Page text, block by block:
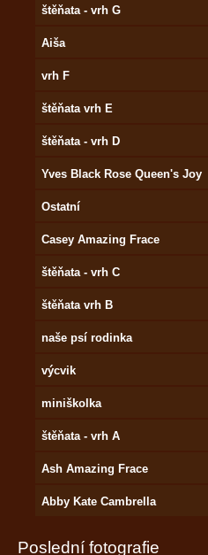
štěňata - vrh G
Aiša
vrh F
štěňata vrh E
štěňata - vrh D
Yves Black Rose Queen's Joy
Ostatní
Casey Amazing Frace
štěňata - vrh C
štěňata vrh B
naše psí rodinka
výcvik
miniškolka
štěňata - vrh A
Ash Amazing Frace
Abby Kate Cambrella
Poslední fotografie